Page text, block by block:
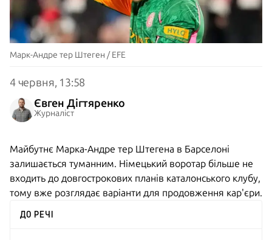
Марк-Андре тер Штеген / EFE
4 червня, 13:58
Євген Дігтяренко
Журналіст
Майбутнє Марка-Андре тер Штегена в Барселоні
залишається туманним. Німецький воротар більше не
входить до довгострокових планів каталонського клубу,
тому вже розглядає варіанти для продовження кар'єри.
ДО РЕЧІ